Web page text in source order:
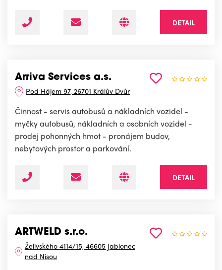
DETAIL
Arriva Services a.s.
Pod Hájem 97, 26701 Králův Dvůr
Činnost - servis autobusů a nákladních vozidel -
myčky autobusů, nákladních a osobních vozidel -
prodej pohonných hmot - pronájem budov,
nebytových prostor a parkování.
DETAIL
ARTWELD s.r.o.
Želivského 4114/15, 46605 Jablonec
nad Nisou